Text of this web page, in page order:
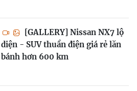
[GALLERY] Nissan NX7 lộ
diện - SUV thuần điện giá rẻ lăn
bánh hơn 600 km